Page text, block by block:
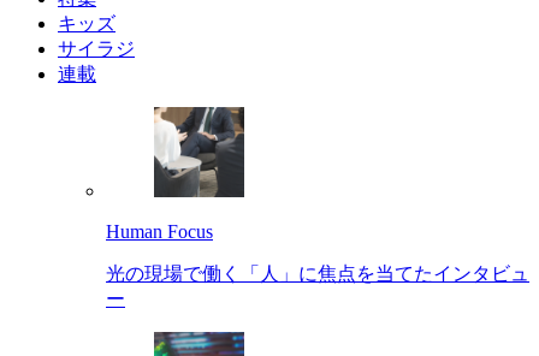
キッズ
サイラジ
連載
Human Focus
光の現場で働く「人」に焦点を当てたインタビュ
ー